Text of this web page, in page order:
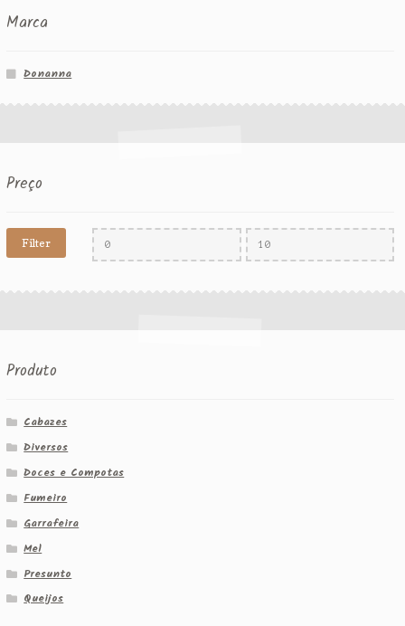
Marca
Donanna
Preço
Filter
Produto
Cabazes
Diversos
Doces e Compotas
Fumeiro
Garrafeira
Mel
Presunto
Queijos